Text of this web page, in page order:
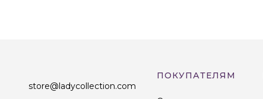
store@ladycollection.com
ПОКУПАТЕЛЯМ